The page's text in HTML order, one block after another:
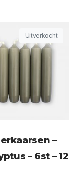
Uitverkocht
–
– 6st – 12